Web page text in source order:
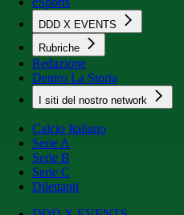
DDD X EVENTS
Rubriche
Redazione
Dentro La Storia
I siti del nostro network
Calcio Italiano
Serie A
Serie B
Serie C
Dilettanti